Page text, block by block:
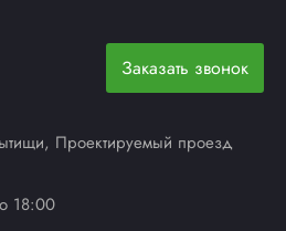
Заказать звонок
Проектируемый проезд
18:00